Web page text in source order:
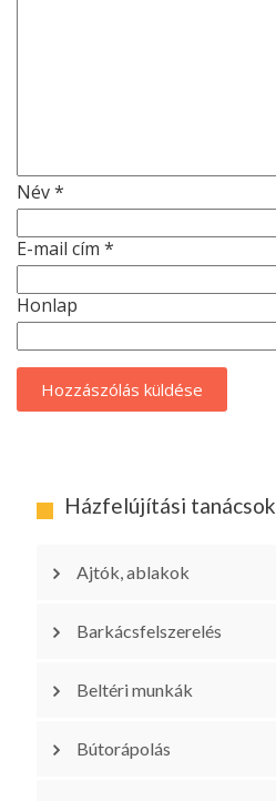
Név*
E-mail cím *
Honlap
Házfelújítási tanácsok
Ajtók, ablakok
Barkácsfelszerelés
Beltéri munkák
Bútorápolás